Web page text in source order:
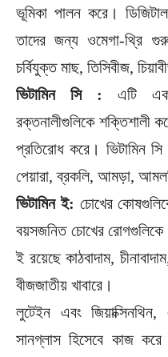
ভূমিকা পালন করে।
তাদের জন্য ওমেগা-থ্রি
চর্বিযুক্ত মাছ, তিসিবীজ,
ভিটামিন সি : এটি
রক্তনালীগুলিকে শক্তিশালী
প্রতিরোধ করে। ভিটামিন
পেয়ারা, ব্রকলি, আমড়া,
ভিটামিন ই: চোখের
বয়সজনিত চোখের রোগগুলিকে
ই রয়েছে কাঠবাদাম,
বীজজাতীয় খাবারে।
লুটেইন এবং
সানগ্লাস হিসেবে কাজ